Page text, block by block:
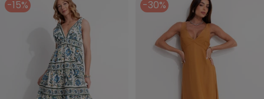
-15% -30%